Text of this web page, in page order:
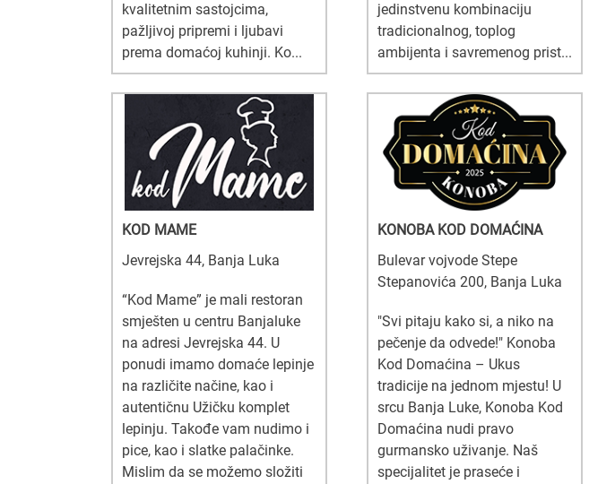
kvalitetnim sastojcima,
pažljivoj pripremi i ljubavi
prema domaćoj kuhinji. Ko...
jedinstvenu kombinaciju
tradicionalnog, toplog
ambijenta i savremenog prist...
KOD MAME
Jevrejska 44, Banja Luka
“Kod Mame” je mali restoran
smješten u centru Banjaluke
na adresi Jevrejska 44. U
ponudi imamo domaće lepinje
na različite načine, kao i
autentičnu Užičku komplet
lepinju. Takođe vam nudimo i
pice, kao i slatke palačinke.
Mislim da se možemo složiti
KONOBA KOD DOMAĆINA
Bulevar vojvode Stepe
Stepanovića 200, Banja Luka
"Svi pitaju kako si, a niko na
pečenje da odvede!" Konoba
Kod Domaćina – Ukus
tradicije na jednom mjestu! U
srcu Banja Luke, Konoba Kod
Domaćina nudi pravo
gurmansko uživanje. Naš
specijalitet je praseće i